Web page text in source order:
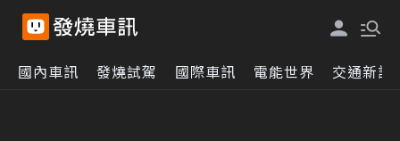
國內車訊 發燒試駕 國際車訊 電能世界 交通新訊